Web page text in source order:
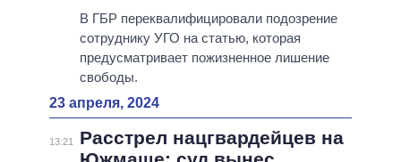
В ГБР переквалифицировали подозрение
сотруднику УГО на статью, которая
предусматривает пожизненное лишение
свободы.
23 апреля, 2024
13:21
Расстрел нацгвардейцев на